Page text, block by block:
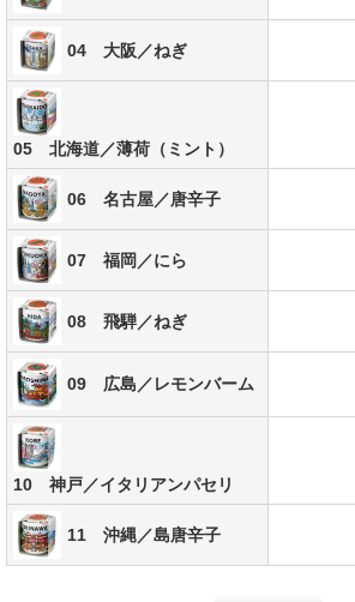
04 大阪／ねぎ
05 北海道／薄荷（ミント）
06 名古屋／唐辛子
07 福岡／にら
08 飛騨／ねぎ
09 広島／レモンバーム
10 神戸／イタリアンパセリ
11 沖縄／島唐辛子